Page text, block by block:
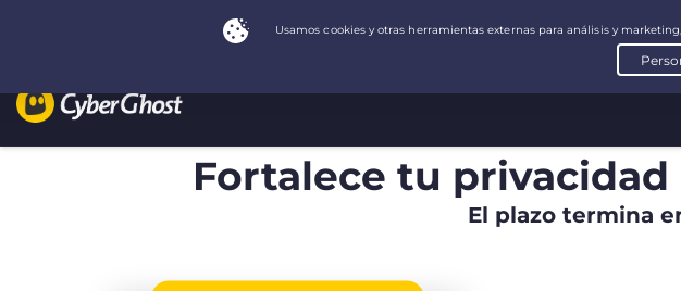
Fortalece tu
El plazo termina